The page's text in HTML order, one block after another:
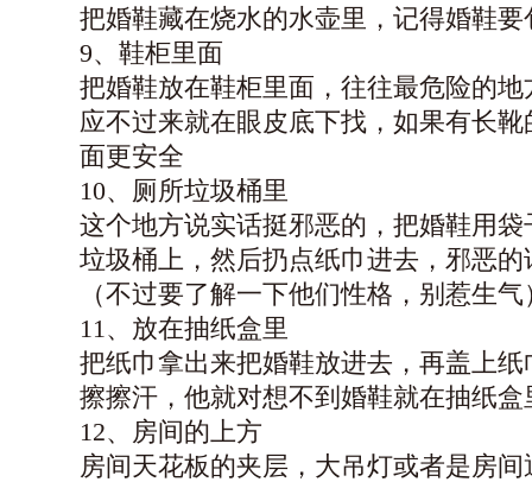
把婚鞋藏在烧水的水壶里，记得婚鞋要
9、鞋柜里面
把婚鞋放在鞋柜里面，往往最危险的
应不过来就在眼皮底下找，如果有长
面更安全
10、厕所垃圾桶里
这个地方说实话挺邪恶的，把婚鞋用
垃圾桶上，然后扔点纸巾进去，邪恶
（不过要了解一下他们性格，别惹生气
11、放在抽纸盒里
把纸巾拿出来把婚鞋放进去，再盖上
擦擦汗，他就对想不到婚鞋就在抽纸盒
12、房间的上方
房间天花板的夹层，大吊灯或者是房